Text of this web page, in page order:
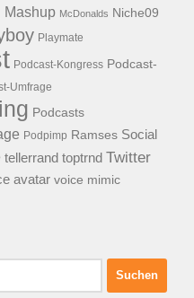
Mashup McDonalds Niche09
Playmate
Podcast-Kongress Podcast-
Umfrage
Podcasts
Podpimp Ramses Social
tellerrand toptrnd Twitter
avatar voice mimic